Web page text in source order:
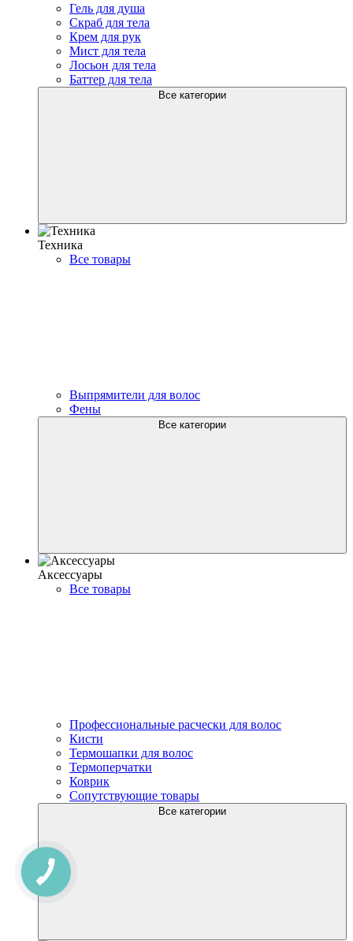
Гель для душа
Скраб для тела
Крем для рук
Мист для тела
Лосьон для тела
Баттер для тела
Все категории
Техника
Все товары
Выпрямители для волос
Фены
Все категории
Аксессуары
Все товары
Профессиональные расчески для волос
Кисти
Термошапки для волос
Термоперчатки
Коврик
Сопутствующие товары
Все категории